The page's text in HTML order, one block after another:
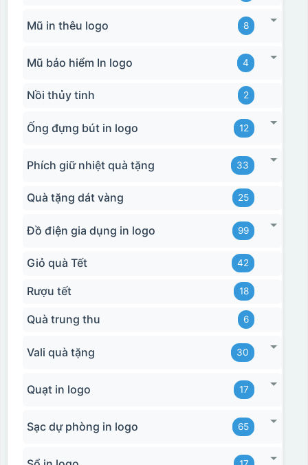
Mũ in thêu logo 8
Mũ bảo hiểm In logo 4
Nồi thủy tinh 2
Ống đựng bút in logo 12
Phích giữ nhiệt quà tặng 33
Quà tặng dát vàng 25
Đồ điện gia dụng in logo 99
Giỏ quà Tết 42
Rượu tết 18
Quà trung thu 6
Vali quà tặng 30
Quạt in logo 17
Sạc dự phòng in logo 65